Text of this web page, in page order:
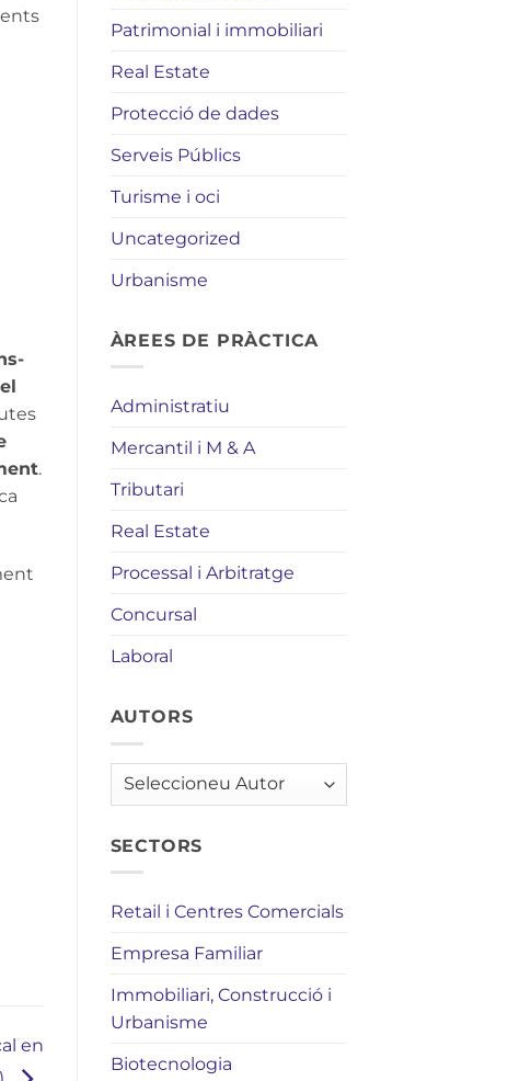
.
en
Patrimonial i immobiliari
Real Estate
Protecció de dades
Serveis Públics
Turisme i oci
Uncategorized
Urbanisme
ÀREES DE PRÀCTICA
Administratiu
Mercantil i M & A
Tributari
Real Estate
Processal i Arbitratge
Concursal
Laboral
AUTORS
AUTORS
SECTORS
Retail i Centres Comercials
Empresa Familiar
Immobiliari, Construcció i
Urbanisme
Biotecnologia